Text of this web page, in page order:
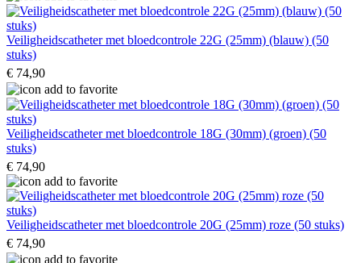
Veiligheidscatheter met bloedcontrole 22G (25mm) (blauw) (50
stuks)
€ 74,90
Veiligheidscatheter met bloedcontrole 18G (30mm) (groen) (50
stuks)
€ 74,90
Veiligheidscatheter met bloedcontrole 20G (25mm) roze (50 stuks)
€ 74,90